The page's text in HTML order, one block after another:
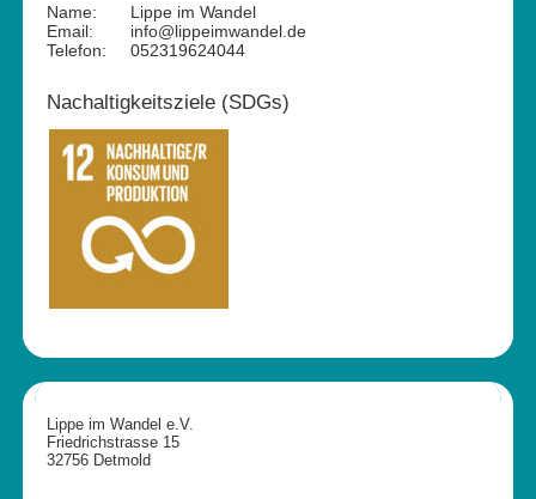
Name:
Lippe im Wandel
Email:
info@lippeimwandel.de
Telefon:
052319624044
Nachaltigkeitsziele (SDGs)
Lippe im Wandel e.V.
Friedrichstrasse 15
32756 Detmold